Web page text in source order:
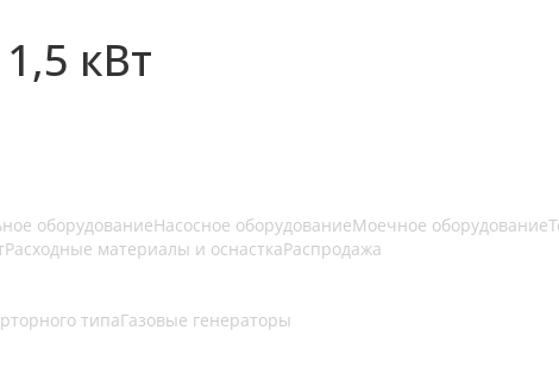
кВт
оборудованиеНасосное оборудованиеМоечное оборудование
Расходные материалы и оснасткаРаспродажа
типаГазовые генераторы